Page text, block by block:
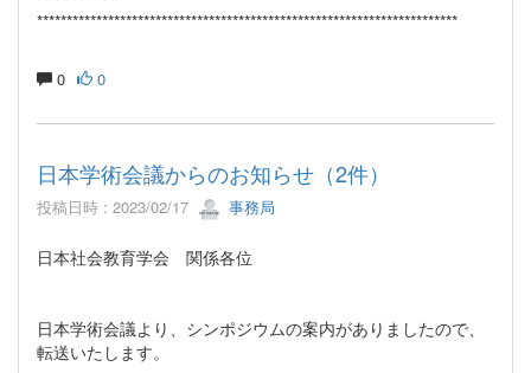
***********************************************************************
0 0
日本学術会議からのお知らせ（2件）
投稿日時 : 2023/02/17 事務局
日本社会教育学会 関係各位
日本学術会議より、シンポジウムの案内がありましたので、
転送いたします。